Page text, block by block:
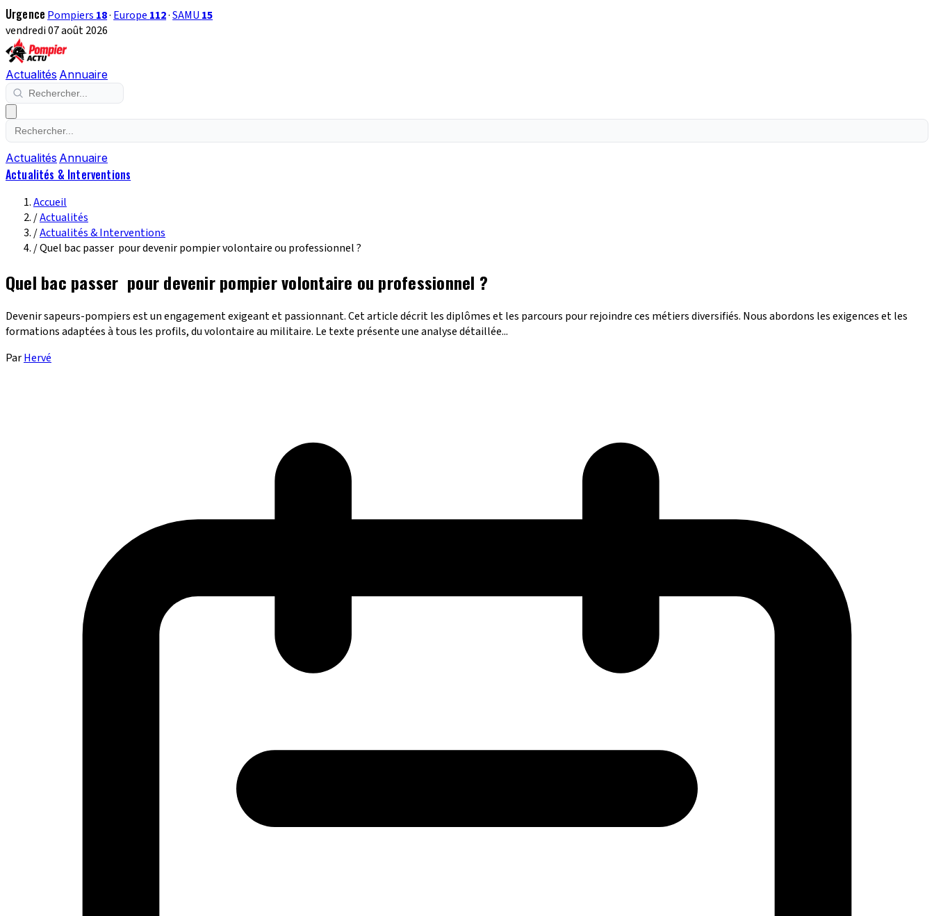
Urgence Pompiers 18· Europe 112·SAMU 15
vendredi 07 août 2026
Actualités Annuaire
Actualités Annuaire
Actualités & Interventions
Accueil
/Actualités
/Actualités & Interventions
/Quel bac passer pour devenir pompier volontaire ou professionnel ?
Quel bac passer pour devenir pompier volontaire ou professionnel ?
Devenir sapeurs-pompiers est un engagement exigeant et passionnant. Cet article décrit les diplômes et les parcours pour rejoindre ces métiers diversifiés. Nous abordons les exigences et les
formations adaptées à tous les profils, du volontaire au militaire. Le texte présente une analyse détaillée...
ParHervé